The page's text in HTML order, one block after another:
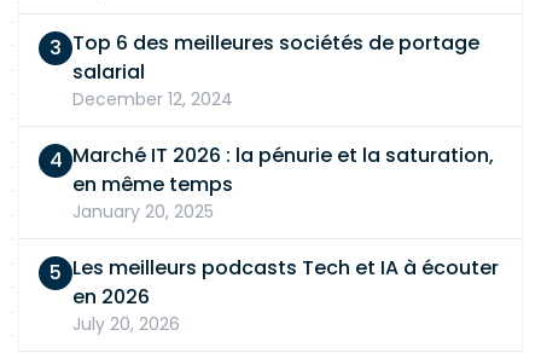
Top 6 des meilleures sociétés de portage
salarial
December 12, 2024
Marché IT 2026 : la pénurie et la saturation,
en même temps
January 20, 2025
Les meilleurs podcasts Tech et IA à écouter
en 2026
July 20, 2026